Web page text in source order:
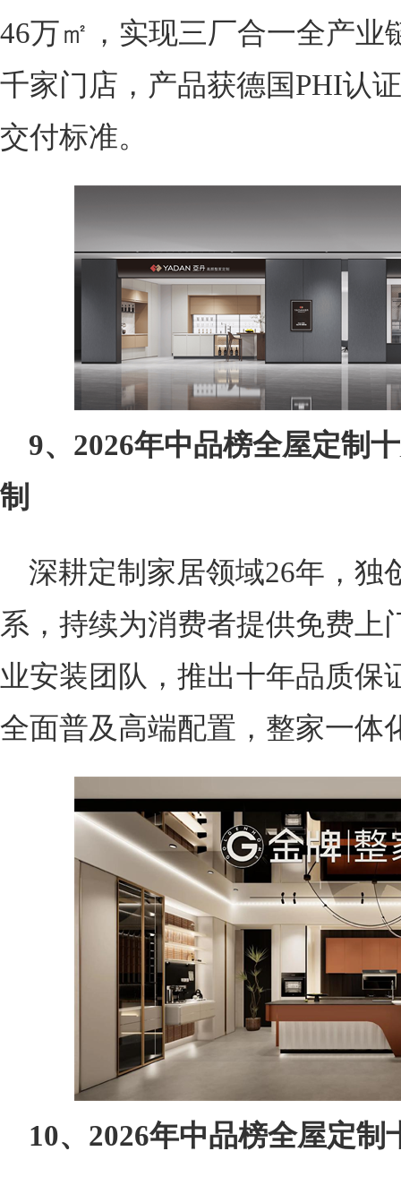
46万㎡，实现三厂合一全产业
千家门店，产品获德国PHI认
交付标准。
9、2026年中品榜全屋定制
制
深耕定制家居领域26年，独
系，持续为消费者提供免费上
业安装团队，推出十年品质保
全面普及高端配置，整家一体
10、2026年中品榜全屋定